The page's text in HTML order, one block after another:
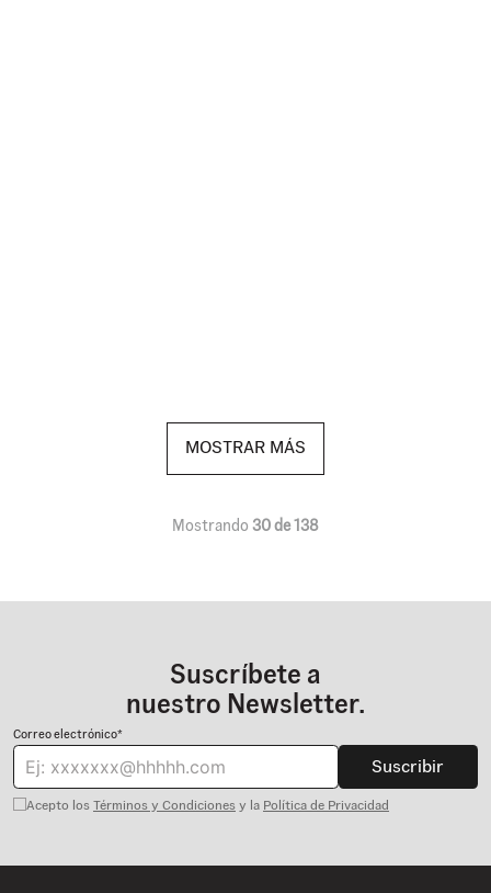
MOSTRAR MÁS
Mostrando 30 de 138
Suscríbete a
nuestro Newsletter.
Correo electrónico*
Suscribir
Acepto los Términos y Condiciones y la Política de Privacidad